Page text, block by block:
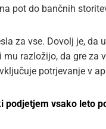
pot do bančnih
za vse. Dovolj je, da
razložijo, da gre za
potrjevanje v
podjetjem vsako leto